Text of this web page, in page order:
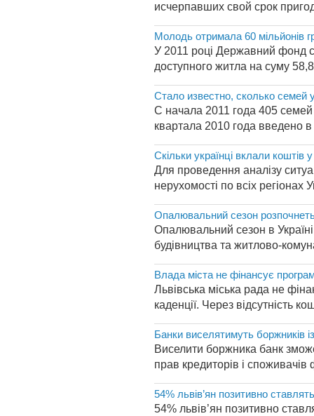
исчерпавших свой срок
Молодь отримала 60 мільйонів
У 2011 році Державний фонд
доступного житла на суму
Стало известно, сколько семей
С начала 2011 года 405
квартала 2010 года введено
Скільки українці вклали коштів
Для проведення аналізу
нерухомості по всіх регіонах
Опалювальний сезон
Опалювальний сезон в Україні
будівництва та житлово-
Влада міста не фінансує
Львівська міська рада не
каденції. Через відсутність
Банки виселятимуть боржників
Виселити боржника банк
прав кредиторів і
54% львів’ян позитивно
54% львів’ян позитивно